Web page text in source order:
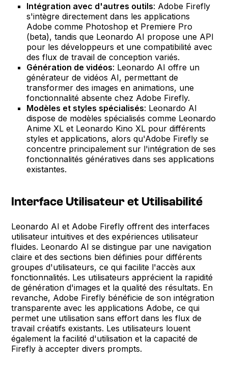
Intégration avec d'autres outils: Adobe Firefly
s'intègre directement dans les applications
Adobe comme Photoshop et Premiere Pro
(beta), tandis que Leonardo AI propose une API
pour les développeurs et une compatibilité avec
des flux de travail de conception variés.
Génération de vidéos: Leonardo AI offre un
générateur de vidéos AI, permettant de
transformer des images en animations, une
fonctionnalité absente chez Adobe Firefly.
Modèles et styles spécialisés: Leonardo AI
dispose de modèles spécialisés comme Leonardo
Anime XL et Leonardo Kino XL pour différents
styles et applications, alors qu'Adobe Firefly se
concentre principalement sur l'intégration de ses
fonctionnalités génératives dans ses applications
existantes.
Interface Utilisateur et Utilisabilité
Leonardo AI et Adobe Firefly offrent des interfaces
utilisateur intuitives et des expériences utilisateur
fluides. Leonardo AI se distingue par une navigation
claire et des sections bien définies pour différents
groupes d'utilisateurs, ce qui facilite l'accès aux
fonctionnalités. Les utilisateurs apprécient la rapidité
de génération d'images et la qualité des résultats. En
revanche, Adobe Firefly bénéficie de son intégration
transparente avec les applications Adobe, ce qui
permet une utilisation sans effort dans les flux de
travail créatifs existants. Les utilisateurs louent
également la facilité d'utilisation et la capacité de
Firefly à accepter divers prompts.